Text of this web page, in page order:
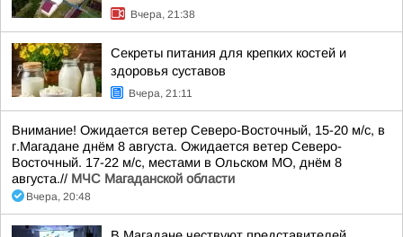
Вчера, 21:38
Секреты питания для крепких костей и
здоровья суставов
Вчера, 21:11
Внимание! Ожидается ветер Северо-Восточный, 15-20 м/с, в
г.Магадане днём 8 августа. Ожидается ветер Северо-
Восточный. 17-22 м/с, местами в Ольском МО, днём 8
августа.// МЧС Магаданской области
Вчера, 20:48